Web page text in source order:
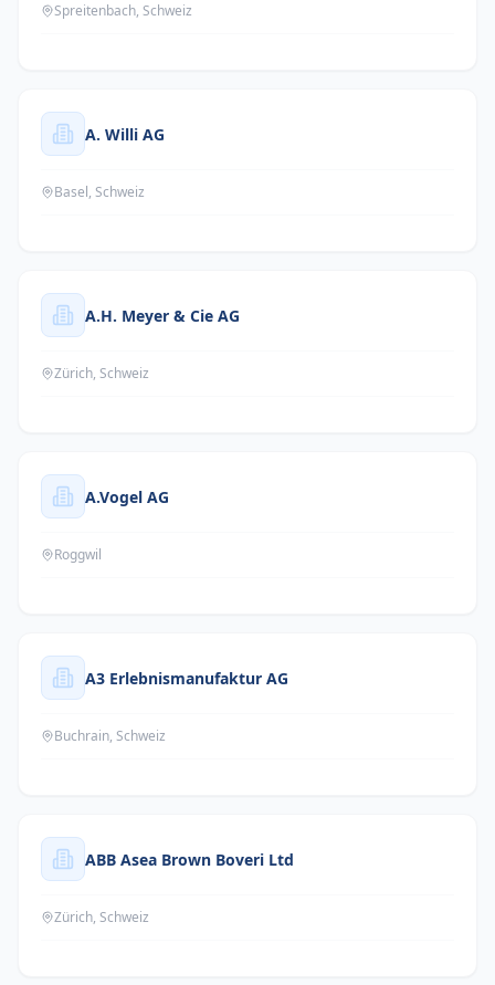
Spreitenbach, Schweiz
A. Willi AG
Basel, Schweiz
A.H. Meyer & Cie AG
Zürich, Schweiz
A.Vogel AG
Roggwil
A3 Erlebnismanufaktur AG
Buchrain, Schweiz
ABB Asea Brown Boveri Ltd
Zürich, Schweiz